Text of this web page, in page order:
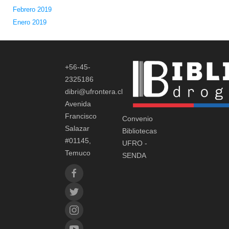
Febrero 2019
Enero 2019
+56-45-
2325186
dibri@ufrontera.cl
Avenida
Francisco
Salazar
#01145,
Temuco
Convenio
Bibliotecas
UFRO -
SENDA